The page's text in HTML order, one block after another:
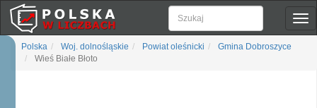
Polska Woj. dolnośląskie Powiat oleśnicki
Gmina Dobroszyce
Wieś Białe Błoto